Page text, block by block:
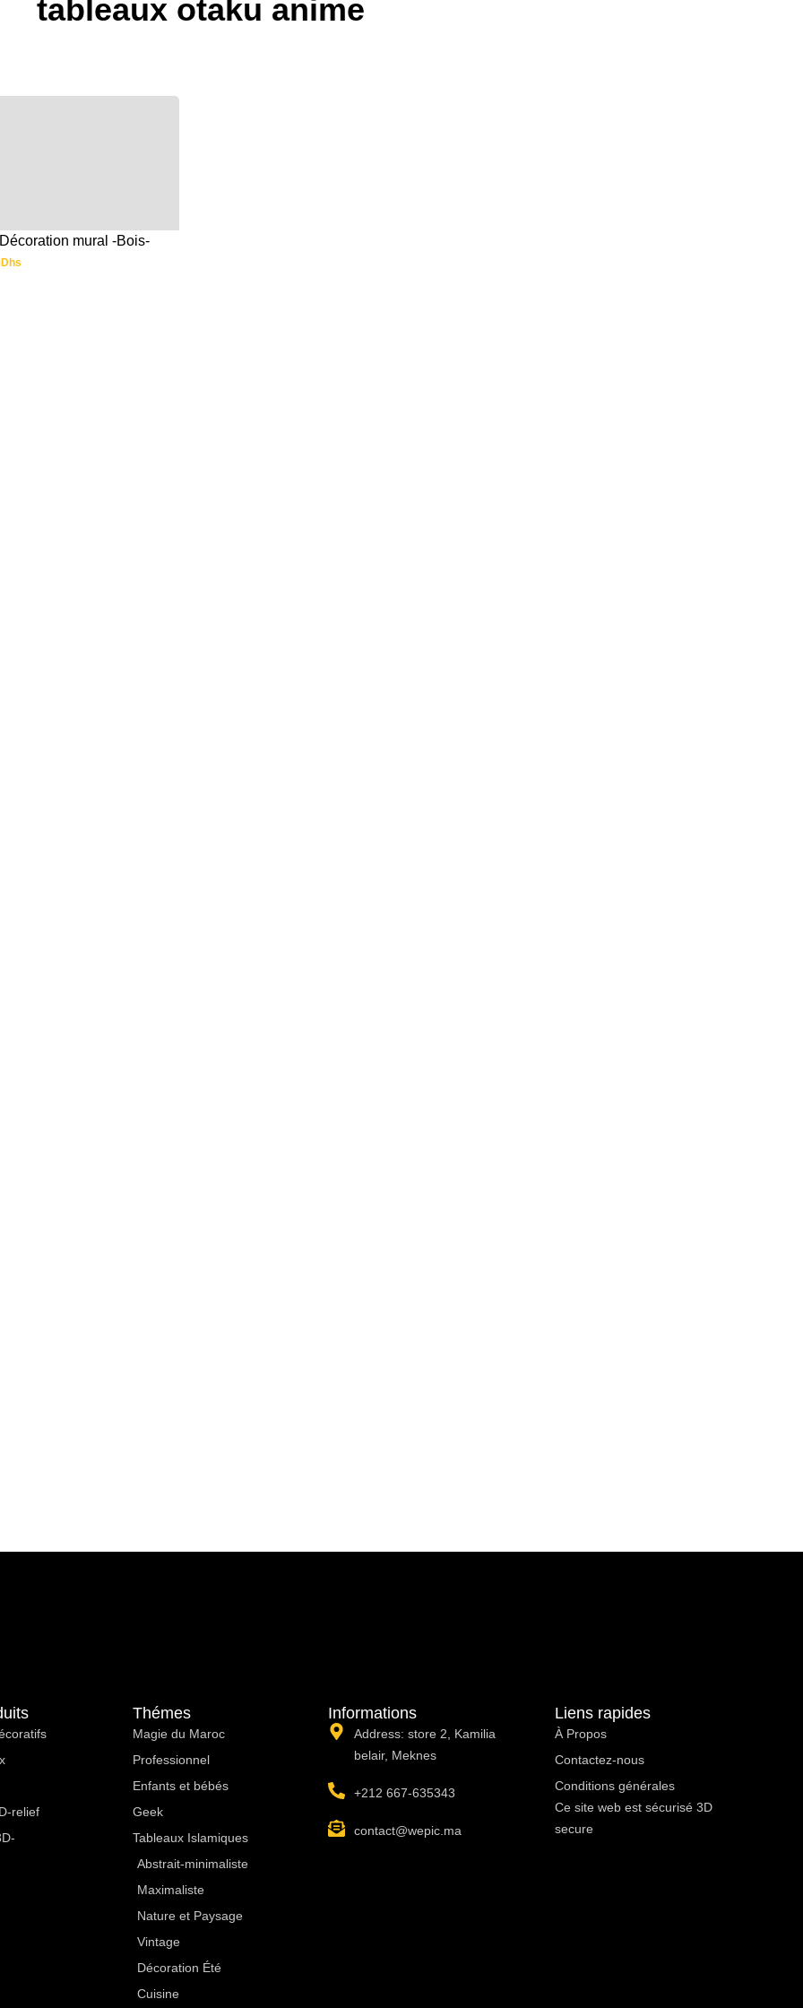
tableaux otaku anime
mural -Bois-
Dhs
relief
Thémes
Magie du Maroc
Professionnel
Enfants et bébés
Geek
Tableaux Islamiques
Abstrait-minimaliste
Maximaliste
Nature et Paysage
Vintage
Décoration Été
Cuisine
Informations
Address: store 2, Kamilia
belair, Meknes
+212 667-635343
contact@wepic.ma
Liens rapides
À Propos ​
Contactez-nous
Conditions générales
Ce site web est sécurisé 3D
secure